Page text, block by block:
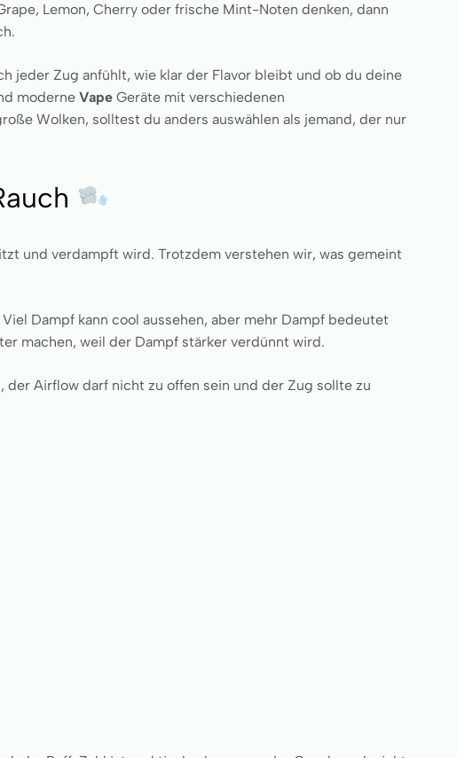
Lemon, Cherry oder frische Mint-Noten denken, dann
jeder Zug anfühlt, wie klar der Flavor bleibt und ob du deine
moderne Vape Geräte mit verschiedenen
Wolken, solltest du anders auswählen als jemand, der nur
und verdampft wird. Trotzdem verstehen wir, was gemeint
Dampf kann cool aussehen, aber mehr Dampf bedeutet
machen, weil der Dampf stärker verdünnt wird.
Airflow darf nicht zu offen sein und der Zug sollte zu